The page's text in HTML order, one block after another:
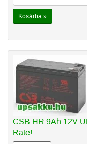
Kosárba »
CSB HR 9Ah 12V
Rate!